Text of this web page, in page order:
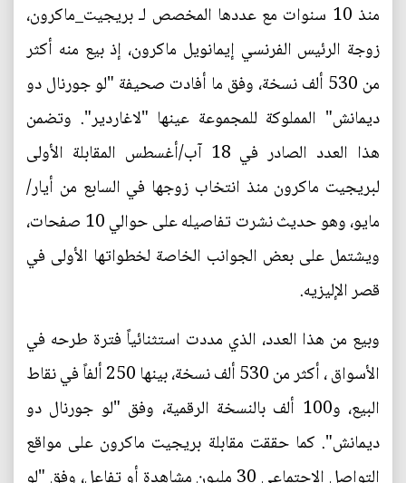
منذ 10 سنوات مع عددها المخصص لـ بريجيت_ماكرون،
زوجة الرئيس الفرنسي إيمانويل ماكرون، إذ بيع منه أكثر
من 530 ألف نسخة، وفق ما أفادت صحيفة "لو جورنال دو
ديمانش" المملوكة للمجموعة عينها "لاغاردير". وتضمن
هذا العدد الصادر في 18 آب/أغسطس المقابلة الأولى
لبريجيت ماكرون منذ انتخاب زوجها في السابع من أيار/
مايو، وهو حديث نشرت تفاصيله على حوالي 10 صفحات،
ويشتمل على بعض الجوانب الخاصة لخطواتها الأولى في
قصر الإليزيه.
وبيع من هذا العدد، الذي مددت استثنائياً فترة طرحه في
الأسواق ، أكثر من 530 ألف نسخة، بينها 250 ألفاً في نقاط
البيع، و100 ألف بالنسخة الرقمية، وفق "لو جورنال دو
ديمانش". كما حققت مقابلة بريجيت ماكرون على مواقع